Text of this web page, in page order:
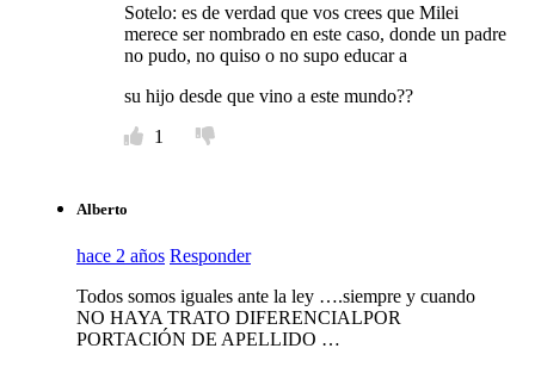
Sotelo: es de verdad que vos crees que Milei
merece ser nombrado en este caso, donde un padre
no pudo, no quiso o no supo educar a
su hijo desde que vino a este mundo??
1
Alberto
hace 2 años Responder
Todos somos iguales ante la ley ….siempre y cuando
NO HAYA TRATO DIFERENCIALPOR
PORTACIÓN DE APELLIDO …